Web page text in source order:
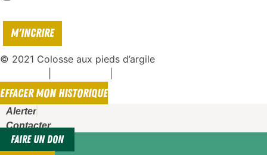
© 2021 Colosse aux pieds d’argile
EFFACER MON HISTORIQUE
Alerter
Contacter
FAIRE UN DON